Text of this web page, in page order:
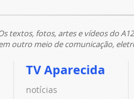
textos, fotos, artes e vídeos do
outro meio de comunicação,
TV Aparecida
notícias